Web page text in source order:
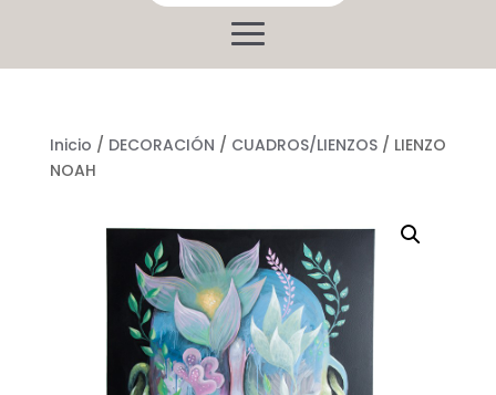
Inicio / DECORACIÓN / CUADROS/LIENZOS/ LIENZO
NOAH